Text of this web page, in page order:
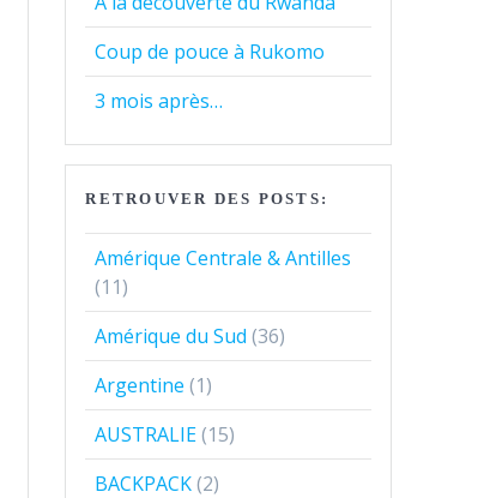
Coup de pouce à Rukomo
3 mois après…
RETROUVER DES POSTS:
Amérique Centrale & Antilles
(11)
Amérique du Sud (36)
Argentine (1)
AUSTRALIE(15)
BACKPACK(2)